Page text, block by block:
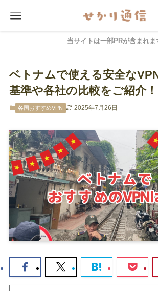
当サイトは一部PRが含まれま
ベトナムで使える安全な
基準や各社の比較をご紹介！
各国おすすめVPN 2025年7月26日